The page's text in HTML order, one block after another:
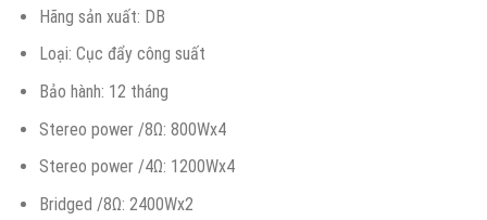
Hãng sản xuất: DB
Loại: Cục đẩy công suất
Bảo hành: 12 tháng
Stereo power /8Ω: 800Wx4
Stereo power /4Ω: 1200Wx4
Bridged /8Ω: 2400Wx2